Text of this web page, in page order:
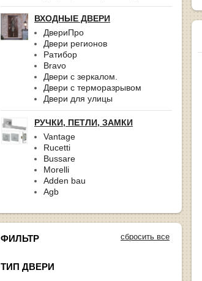
ВХОДНЫЕ ДВЕРИ
ДвериПро
Двери регионов
Ратибор
Bravo
Двери с зеркалом.
Двери с терморазрывом
Двери для улицы
РУЧКИ, ПЕТЛИ, ЗАМКИ
Vantage
Rucetti
Bussare
Morelli
Adden bau
Agb
сбросить все
ФИЛЬТР
ТИП ДВЕРИ